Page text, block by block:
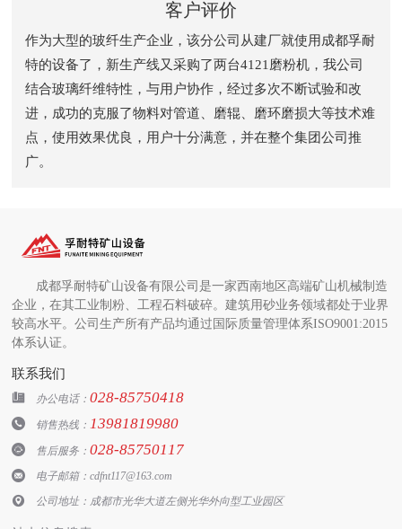
客户评价
作为大型的玻纤生产企业，该分公司从建厂就使用成都孚耐
特的设备了，新生产线又采购了两台4121磨粉机，我公司
结合玻璃纤维特性，与用户协作，经过多次不断试验和改
进，成功的克服了物料对管道、磨辊、磨环磨损大等技术难
点，使用效果优良，用户十分满意，并在整个集团公司推
广。
成都孚耐特矿山设备有限公司是一家西南地区高端矿山机械制造
企业，在其工业制粉、工程石料破碎。建筑用砂业务领域都处于业界
较高水平。公司生产所有产品均通过国际质量管理体系ISO9001:2015
体系认证。
联系我们
 办公电话： 028-85750418
 销售热线： 13981819980
 售后服务： 028-85750117
 电子邮箱：cdfnt117@163.com
 公司地址：成都市光华大道左侧光华外向型工业园区